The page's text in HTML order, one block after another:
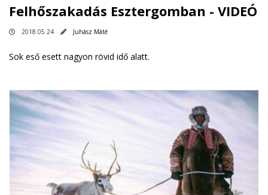
Felhőszakadás Esztergomban - VIDEÓ
2018.05.24 Juhász Máté
Sok eső esett nagyon rövid idő alatt.